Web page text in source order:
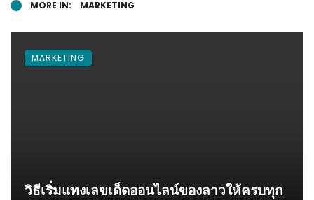
MORE IN: MARKETING
วิธีเริ่มแทงเลขเด็ดออนไลน์ของลาวให้ครบทุก
MARKETING